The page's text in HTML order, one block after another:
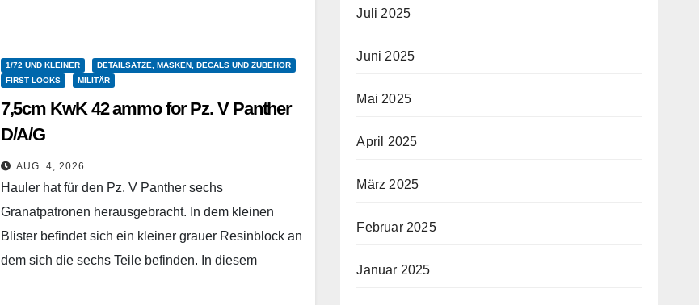
1/72 UND KLEINER
DETAILSÄTZE, MASKEN, DECALS UND ZUBEHÖR
FIRST LOOKS
MILITÄR
7,5cm KwK 42 ammo for Pz. V Panther
D/A/G
Hauler - HLH72150 – 1/72
AUG. 4, 2026
Hauler hat für den Pz. V Panther sechs
Granatpatronen herausgebracht. In dem kleinen
Blister befindet sich ein kleiner grauer Resinblock an
dem sich die sechs Teile befinden. In diesem
Juli 2025
Juni 2025
Mai 2025
April 2025
März 2025
Februar 2025
Januar 2025